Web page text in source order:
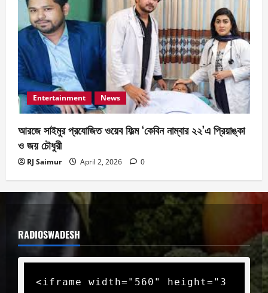
Entertainment News
আরজে সাইমুর প্রযোজিত ওয়েব ফিল্ম ‘কেবিন নাম্বার ২২’এ প্রিয়াঙ্কা
ও জয় চৌধুরী
RJ Saimur April 2, 2026 0
RADIOSWADESH
<iframe width="560" height="3